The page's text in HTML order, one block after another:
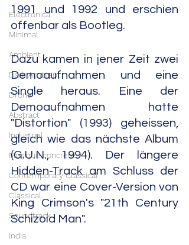
Electronica
Minimal
Ambient
Dark Ambient
Drone
Abstract
Industrial
Musique concrète
Contemporary Classical
Classical
Soundtrack
India
1991 und 1992 und erschien
offenbar als Bootleg.
Dazu kamen in jener Zeit zwei
Demoaufnahmen und eine
Single heraus. Eine der
Demoaufnahmen hatte
"Distortion" (1993) geheissen,
gleich wie das nächste Album
(G.U.N., 1994). Der längere
Hidden-Track am Schluss der
CD war eine Cover-Version von
King Crimson's "21th Century
Schizoid Man".